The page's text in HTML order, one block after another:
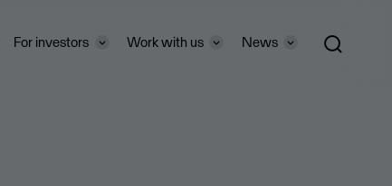
For investors Work with us News